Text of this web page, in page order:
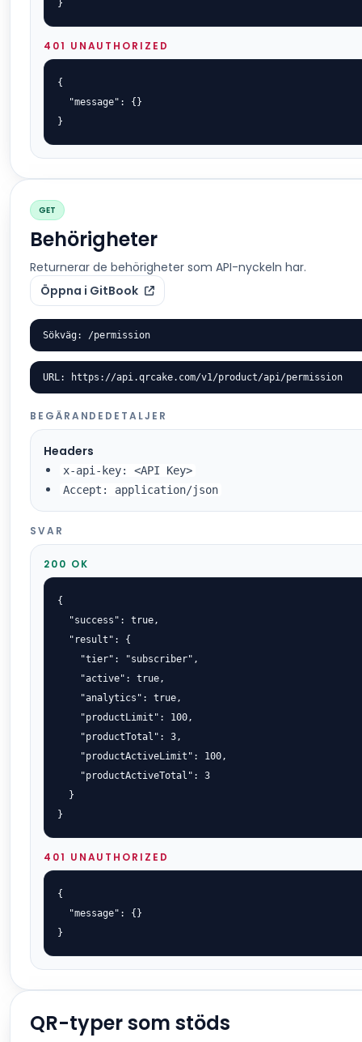
}
401 UNAUTHORIZED
{
  "message": {}
}
GET
Behörigheter
Returnerar de behörigheter som API-nyckeln har.
Öppna i GitBook
Sökväg: /permission
URL: https://api.qrcake.com/v1/product/api/permission
BEGÄRANDEDETALJER
Headers
x-api-key: <API Key>
Accept: application/json
SVAR
200 OK
{
  "success": true,
  "result": {
    "tier": "subscriber",
    "active": true,
    "analytics": true,
    "productLimit": 100,
    "productTotal": 3,
    "productActiveLimit": 100,
    "productActiveTotal": 3
  }
}
401 UNAUTHORIZED
{
  "message": {}
}
QR-typer som stöds